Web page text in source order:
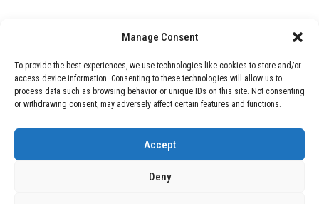
Manage Consent
To provide the best experiences, we use technologies like cookies to store and/or
access device information. Consenting to these technologies will allow us to
process data such as browsing behavior or unique IDs on this site. Not consenting
or withdrawing consent, may adversely affect certain features and functions.
Accept
Deny